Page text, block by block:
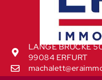
LANGE BRÜCKE
99084 ERFURT